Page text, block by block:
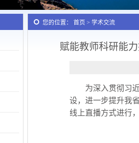
您的位置： 首页 > 学术交流
赋能教师科研能
为深入贯彻习
设，进一步提升我
线上直播方式进行